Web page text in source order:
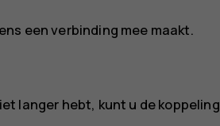
een verbinding mee maakt.
langer hebt, kunt u de koppeling